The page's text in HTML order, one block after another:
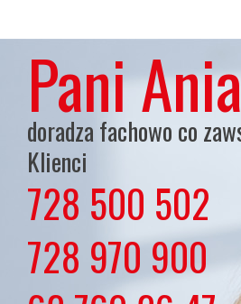
Pani Ania
doradza fachowo co
Klienci
728 500 502
lub
728 970 900